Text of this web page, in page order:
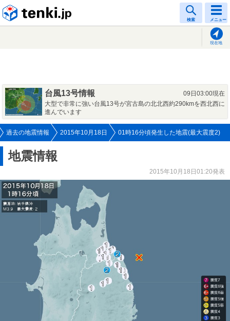
検索 メニュー
現在地
台風13号情報
09日03:00現在
大型で非常に強い台風13号が宮古島の北北西約290kmを西北西に
進んでいます
過去の地震情報 2015年10月18日 01時16分頃発生した地震(最大震度2)
地震情報
2015年10月18日01:20発表